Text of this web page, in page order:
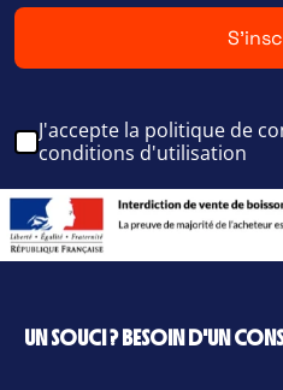
J'accepte la politique de
conditions d'utilisation
UN SOUCI ? BESOIN D'UN